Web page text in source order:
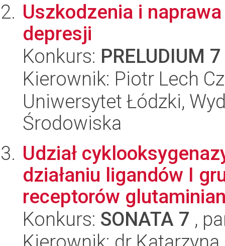
Uszkodzenia i
depresji
Konkurs: PRELUDIUM 7
Kierownik: Piotr Lech
Uniwersytet Łódzki,
Środowiska
Udział
działaniu ligandów I
receptorów
Konkurs: SONATA 7 ,